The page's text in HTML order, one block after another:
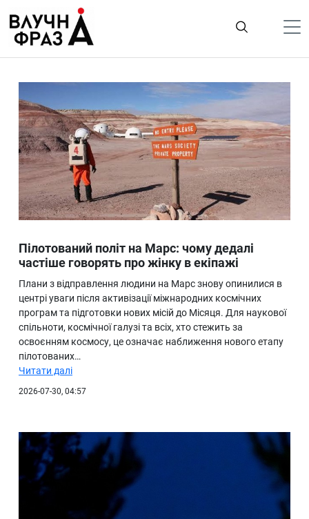
содержимому
Гроші
Життя
Лайфстайл
ТехноНаука
Людина
Ukraine
Про нас
Пілотований політ на Марс: чому дедалі
частіше говорять про жінку в екіпажі
Плани з відправлення людини на Марс знову опинилися в
центрі уваги після активізації міжнародних космічних
програм та підготовки нових місій до Місяця. Для наукової
спільноти, космічної галузі та всіх, хто стежить за
освоєнням космосу, це означає наближення нового етапу
пілотованих…
Читати далі
2026-07-30, 04:57